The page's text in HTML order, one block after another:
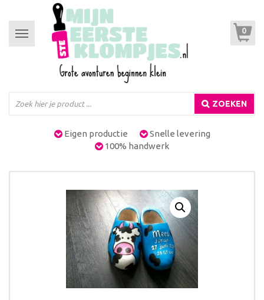
Toggle
navigation
0
ZOEKEN
Eigen productie
Snelle levering
100% handwerk